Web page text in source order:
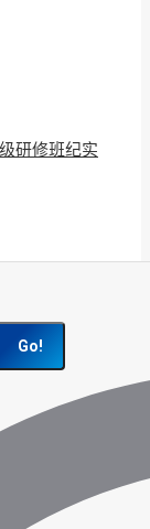
研修班纪实